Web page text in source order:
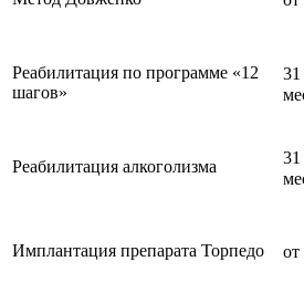
Реабилитация по программе «12
шагов»
Реабилитация алкоголизма
Имплантация препарата Торпедо от